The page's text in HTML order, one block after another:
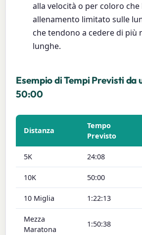
alla velocità o per coloro
allenamento limitato sulle
che tendono a cedere di più
lunghe.
Esempio di Tempi Previsti da
50:00
Distanza
Tempo
Previsto
5K 24:08
10K 50:00
10 Miglia 1:22:13
Mezza
Maratona
1:50:38